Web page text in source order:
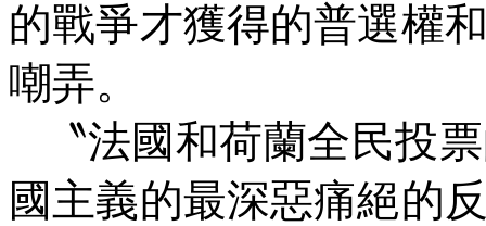
的戰爭才獲得的普選權
嘲弄。
〝法國和荷蘭全民投
國主義的最深惡痛絕的